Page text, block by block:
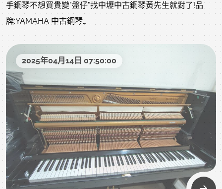
漲價前，趕快來衝一波，沒搶到會搥心肝!
比中高階電鋼琴還便宜了，不要再買您資深鋼琴老師不建議
您孩子使用的電子商品了，音色及觸鍵真的不一樣..
每一台二手鋼琴都會經過我們專業師傅整備與調音，從外
觀、內部結構到音色與觸鍵，每一個細節都符合我們嚴格的
品質標準，盡力做到中古鋼琴該有的7-8成新。
這些鋼琴不只是「撿便宜」，更是「有價值」，因為日本製
YAMAHA的品質與耐用度，是許多老師、家長、鋼琴愛好者
一致推薦的首選。
手鋼琴不想買貴變"盤仔"找中壢中古鋼琴黃先生就對了!品
牌:YAMAHA 中古鋼琴
型號:日本YAMAHA U3C 二手鋼琴外面賣整理好的沒有6-7
萬以上買不到，我不到5萬，夠佛吧!全新一台日本全新的
YAMAHA U3更要25萬多...文章參閱:中古鋼琴怎麼買?怎麼
選?怎麼看? :https://www.rita-
music.com/modules/news/article.php?storyid=156以前
的木頭用料好及扎實(新琴與中古琴的差異)文章歡迎參
閱:https://www.rita-
music.com/modules/news/article.php?storyid=4僅此特
惠一台 錯過可惜 下方為回購當下狀況，狀況良好，目前整
理ing目前整理ing，以下照片影片是我們專業認證回收後當
2025年04月14日 07:50:00